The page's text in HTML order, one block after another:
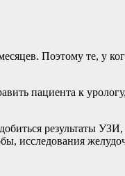
Поэтому те, у
пациента к
результаты
исследования